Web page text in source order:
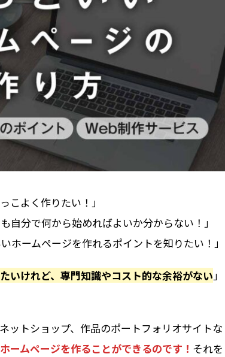
こよく作りたい！」
自分で何から始めればよいか分からない！」
ホームページを作れるポイントを知りたい！」
いけれど、専門知識やコスト的な余裕がない」
ットショップ、作品のポートフォリオサイトな
ームページを作ることができるのです！ それを